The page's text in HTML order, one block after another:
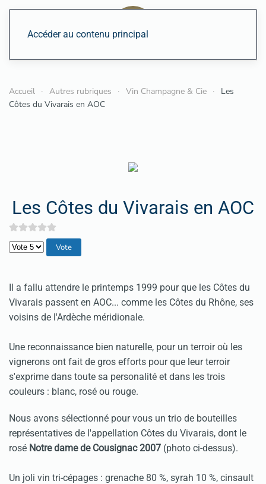
Accéder au contenu principal
Accueil Autres rubriques Vin Champagne & Cie
Les
Côtes du Vivarais en AOC
Les Côtes du Vivarais en AOC
Veuillez voter
Il a fallu attendre le printemps 1999 pour que les Côtes du
Vivarais passent en AOC... comme les Côtes du Rhône, ses
voisins de l'Ardèche méridionale.
Une reconnaissance bien naturelle, pour un terroir où les
vignerons ont fait de gros efforts pour que leur terroir
s'exprime dans toute sa personalité et dans les trois
couleurs : blanc, rosé ou rouge.
Nous avons sélectionné pour vous un trio de bouteilles
représentatives de l'appellation Côtes du Vivarais, dont le
rosé Notre dame de Cousignac 2007 (photo ci-dessus).
Un joli vin tri-cépages : grenache 80 %, syrah 10 %, cinsault